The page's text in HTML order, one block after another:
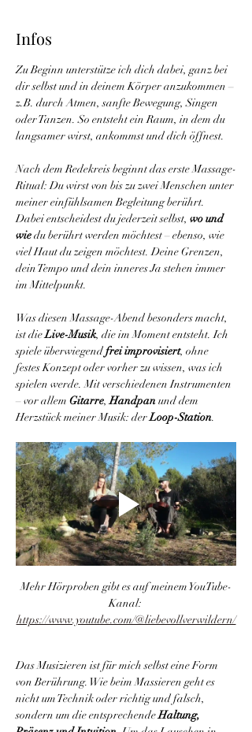
Infos
Zu Beginn unterstütze ich dich dabei, ganz bei
dir selbst und in deinem Körper anzukommen –
z.B. durch Atmen, sanfte Bewegung, Singen
oder Tanzen. So entsteht ein Raum, in dem du
langsamer wirst, ankommst und dich öffnest.
Nach dem Redekreis beginnt das erste Massage-
Ritual: Du wirst von bis zu zwei Menschen unter
meiner einfühlsamen Begleitung berührt.
Dabei entscheidest du jederzeit selbst, wo und
wie du berührt werden möchtest – ebenso, wie
viel Haut du zeigen möchtest. Deine Grenzen,
dein Tempo und dein inneres Ja stehen immer
im Mittelpunkt.
Was diesen Massage-Abend besonders macht,
ist die Live-Musik, die im Moment entsteht. Ich
spiele überwiegend frei improvisiert, ohne
festes Konzept oder vorher zu wissen, was ich
spielen werde. Mit verschiedenen Instrumenten
– vor allem Gitarre, Handpan und dem
Herzstück meiner Musik: der Loop-Station.
Mehr Hörproben gibt es auf meinem YouTube-
Kanal:
https://www.youtube.com/@liebevollverwildern/
Das Musizieren ist für mich selbst eine Form
von Berührung. Wie beim Massieren geht es
nicht um Technik oder richtig und falsch,
sondern um die entsprechende Haltung,